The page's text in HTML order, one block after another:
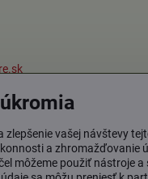
zlepšenie vašej návštevy
a zhromažďovanie
môžeme použiť nástroje a